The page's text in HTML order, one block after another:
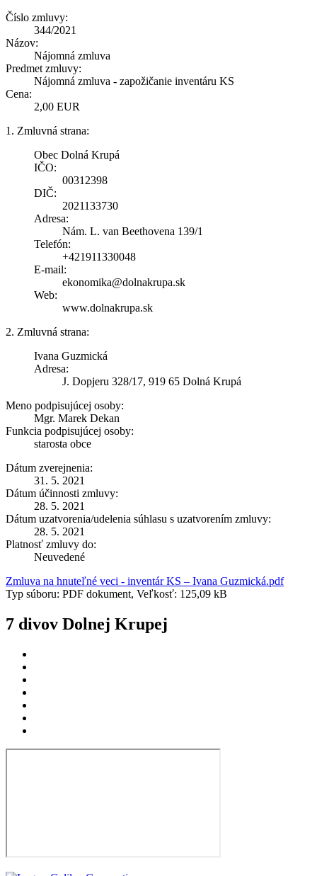
Číslo zmluvy:
344/2021
Názov:
Nájomná zmluva
Predmet zmluvy:
Nájomná zmluva - zapožičanie inventáru KS
Cena:
2,00 EUR
1. Zmluvná strana:
Obec Dolná Krupá
IČO:
00312398
DIČ:
2021133730
Adresa:
Nám. L. van Beethovena 139/1
Telefón:
+421911330048
E-mail:
ekonomika@dolnakrupa.sk
Web:
www.dolnakrupa.sk
2. Zmluvná strana:
Ivana Guzmická
Adresa:
J. Dopjeru 328/17, 919 65 Dolná Krupá
Meno podpisujúcej osoby:
Mgr. Marek Dekan
Funkcia podpisujúcej osoby:
starosta obce
Dátum zverejnenia:
31. 5. 2021
Dátum účinnosti zmluvy:
28. 5. 2021
Dátum uzatvorenia/udelenia súhlasu s uzatvorením zmluvy:
28. 5. 2021
Platnosť zmluvy do:
Neuvedené
Zmluva na hnuteľné veci - inventár KS – Ivana Guzmická.pdf
Typ súboru: PDF dokument, Veľkosť: 125,09 kB
7 divov Dolnej Krupej